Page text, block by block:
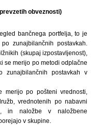
obveznosti)
bančnega portfelja, to je
zunajbilančnih postavkah.
(skupaj izpostavljenost),
se merijo po metodi odplačne
zunajbilančnih postavkah v
po pošteni vrednosti,
vrednotenih po nabavni
in naložbe v naložbene
v skupine.